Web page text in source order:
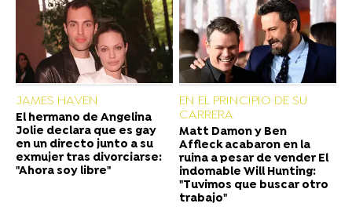
JAMES HAVEN
El hermano de Angelina
Jolie declara que es gay
en un directo junto a su
exmujer tras divorciarse:
"Ahora soy libre"
EN EL PRINCIPIO DE SU
CARRERA
Matt Damon y Ben
Affleck acabaron en la
ruina a pesar de vender El
indomable Will Hunting:
"Tuvimos que buscar otro
trabajo"